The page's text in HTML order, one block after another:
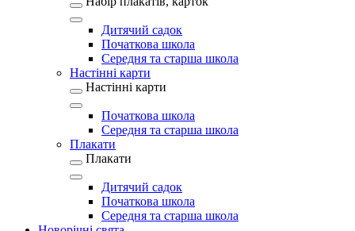
Дитячий садок
Початкова школа
Середня та старша школа
Настінні карти
Настінні карти
Початкова школа
Середня та старша школа
Плакати
Плакати
Дитячий садок
Початкова школа
Середня та старша школа